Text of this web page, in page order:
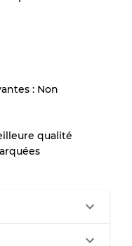
de
jusqu'à
: Non
qualité